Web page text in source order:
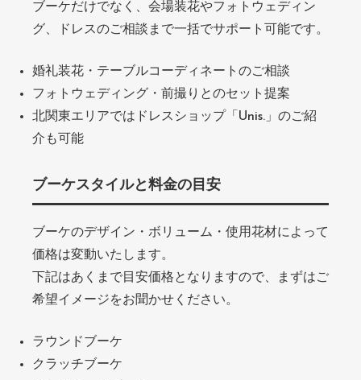
ブーケだけでなく、会場装花やフォトウェディン
グ、ドレスのご相談まで一括でサポート可能です。
婚礼装花・テーブルコーディネートのご相談
フォトウェディング・前撮りとのセット提案
北関東エリアではドレスショップ「Unis.」のご紹
介も可能
ブーケスタイルと料金の目安
ブーケのデザイン・ボリューム・使用花材によって
価格は変動いたします。
下記はあくまで目安価格となりますので、まずはご
希望イメージをお聞かせください。
ラウンドブーケ
クラッチブーケ